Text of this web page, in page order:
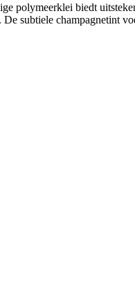
polymeerklei biedt
subtiele champagnetint